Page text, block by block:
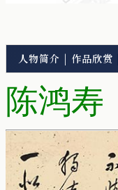
人物简介 | 作品欣赏
陈鸿寿